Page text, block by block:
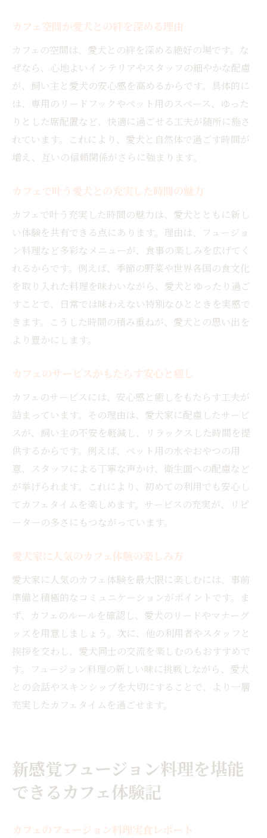
カフェ空間が愛犬との絆を深める理由
カフェの空間は、愛犬との絆を深める絶好の場です。な
ぜなら、心地よいインテリアやスタッフの細やかな配慮
が、飼い主と愛犬の安心感を高めるからです。具体的に
は、専用のリードフックやペット用のスペース、ゆった
りとした席配置など、快適に過ごせる工夫が随所に施さ
れています。これにより、愛犬と自然体で過ごす時間が
増え、互いの信頼関係がさらに強まります。
カフェで叶う愛犬との充実した時間の魅力
カフェで叶う充実した時間の魅力は、愛犬とともに新し
い体験を共有できる点にあります。理由は、フュージョ
ン料理など多彩なメニューが、食事の楽しみを広げてく
れるからです。例えば、季節の野菜や世界各国の食文化
を取り入れた料理を味わいながら、愛犬とゆったり過ご
すことで、日常では味わえない特別なひとときを実感で
きます。こうした時間の積み重ねが、愛犬との思い出を
より豊かにします。
カフェのサービスがもたらす安心と癒し
カフェのサービスには、安心感と癒しをもたらす工夫が
詰まっています。その理由は、愛犬家に配慮したサービ
スが、飼い主の不安を軽減し、リラックスした時間を提
供するからです。例えば、ペット用の水やおやつの用
意、スタッフによる丁寧な声かけ、衛生面への配慮など
が挙げられます。これにより、初めての利用でも安心し
てカフェタイムを楽しめます。サービスの充実が、リピ
ーターの多さにもつながっています。
愛犬家に人気のカフェ体験の楽しみ方
愛犬家に人気のカフェ体験を最大限に楽しむには、事前
準備と積極的なコミュニケーションがポイントです。ま
ず、カフェのルールを確認し、愛犬のリードやマナーグ
ッズを用意しましょう。次に、他の利用者やスタッフと
挨拶を交わし、愛犬同士の交流を楽しむのもおすすめで
す。フュージョン料理の新しい味に挑戦しながら、愛犬
との会話やスキンシップを大切にすることで、より一層
充実したカフェタイムを過ごせます。
新感覚フュージョン料理を堪能
できるカフェ体験記
カフェのフュージョン料理実食レポート